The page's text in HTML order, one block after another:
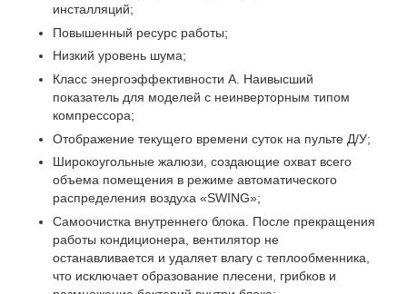
инсталляций;
Повышенный ресурс работы;
Низкий уровень шума;
Класс энергоэффективности А. Наивысший
показатель для моделей с неинверторным типом
компрессора;
Отображение текущего времени суток на пульте Д/У;
Широкоугольные жалюзи, создающие охват всего
объема помещения в режиме автоматического
распределения воздуха «SWING»;
Самоочистка внутреннего блока. После прекращения
работы кондиционера, вентилятор не
останавливается и удаляет влагу с теплообменника,
что исключает образование плесени, грибков и